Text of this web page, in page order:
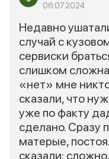
06.07.2024
Недавно
случай с
сервиски
слишком
«нет» мне
сказали, что
уже по факту
сделано. Сразу
матерые,
сказали: